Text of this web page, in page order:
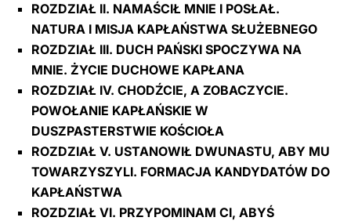
ROZDZIAŁ II. NAMAŚCIŁ MNIE I POSŁAŁ.
NATURA I MISJA KAPŁAŃSTWA SŁUŻEBNEGO
ROZDZIAŁ III. DUCH PAŃSKI SPOCZYWA NA
MNIE. ŻYCIE DUCHOWE KAPŁANA
ROZDZIAŁ IV. CHODŹCIE, A ZOBACZYCIE.
POWOŁANIE KAPŁAŃSKIE W
DUSZPASTERSTWIE KOŚCIOŁA
ROZDZIAŁ V. USTANOWIŁ DWUNASTU, ABY MU
TOWARZYSZYLI. FORMACJA KANDYDATÓW DO
KAPŁAŃSTWA
ROZDZIAŁ VI. PRZYPOMlNAM CI, ABYŚ